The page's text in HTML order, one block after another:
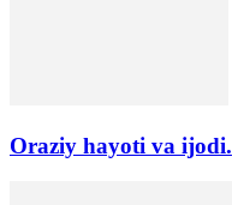
Oraziy hayoti va ijodi.